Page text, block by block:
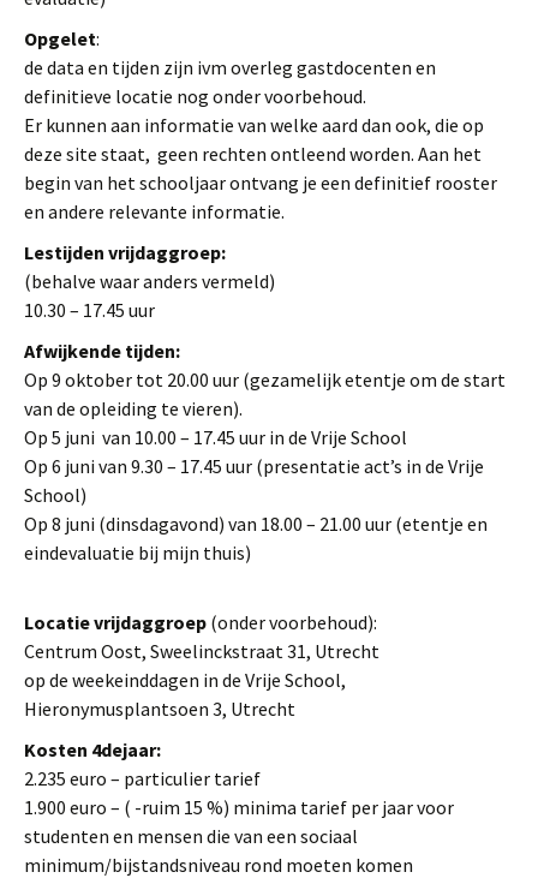
Opgelet:
de data en tijden zijn ivm overleg gastdocenten en
definitieve locatie nog onder voorbehoud.
Er kunnen aan informatie van welke aard dan ook, die op
deze site staat, geen rechten ontleend worden. Aan het
begin van het schooljaar ontvang je een definitief rooster
en andere relevante informatie.
Lestijden vrijdaggroep:
(behalve waar anders vermeld)
10.30 – 17.45 uur
Afwijkende tijden:
Op 9 oktober tot 20.00 uur (gezamelijk etentje om de start
van de opleiding te vieren).
Op 5 juni van 10.00 – 17.45 uur in de Vrije School
Op 6 juni van 9.30 – 17.45 uur (presentatie act’s in de Vrije
School)
Op 8 juni (dinsdagavond) van 18.00 – 21.00 uur (etentje en
eindevaluatie bij mijn thuis)
Locatie vrijdaggroep (onder voorbehoud):
Centrum Oost, Sweelinckstraat 31, Utrecht
op de weekeinddagen in de Vrije School,
Hieronymusplantsoen 3, Utrecht
Kosten 4dejaar:
2.235 euro – particulier tarief
1.900 euro – ( -ruim 15 %) minima tarief per jaar voor
studenten en mensen die van een sociaal
minimum/bijstandsniveau rond moeten komen